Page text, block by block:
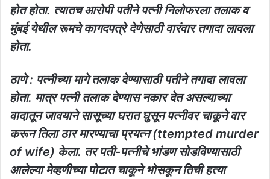
होत होता. त्यातच आरोपी पतीने पत्नी निलोफरला तलाक व
मुंबई येथील रूमचे कागदपत्रे देणेसाठी वारंवार तगादा लावला
होता.
ठाणे : पत्नीच्या मागे तलाक देण्यासाठी पतीने तगादा लावला
होता. मात्र पत्नी तलाक देण्यास नकार देत असल्याच्या
वादातून जावयाने सासूच्या घरात घुसून पत्नीवर चाकूने वार
करून तिला ठार मारण्याचा प्रयत्न (ttempted murder
of wife) केला. तर पती-पत्नीचे भांडण सोडविण्यासाठी
आलेल्या मेव्हणीच्या पोटात चाकूने भोसकून तिची हत्या